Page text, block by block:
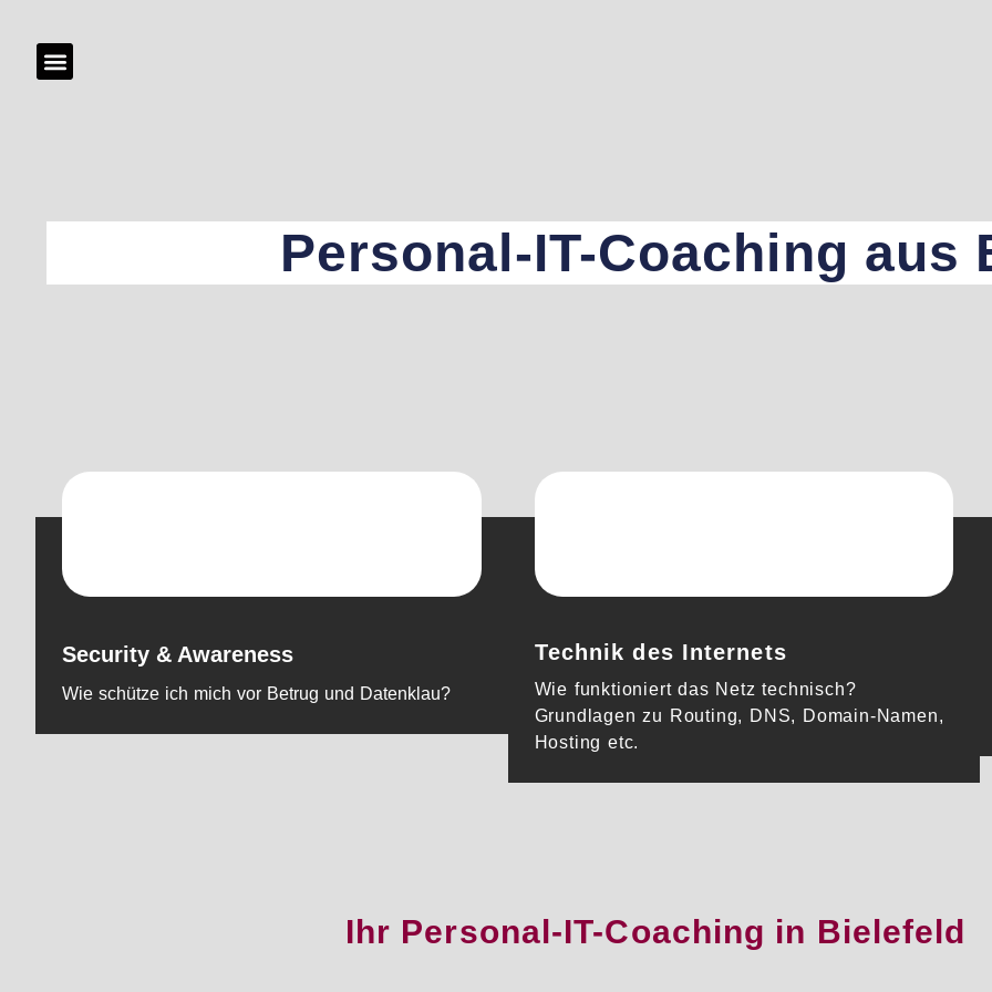
Personal-IT-Coaching aus
Security & Awareness
Wie schütze ich mich vor Betrug und Datenklau?
Technik des Internets
Wie funktioniert das Netz technisch?
Grundlagen zu Routing, DNS, Domain-Namen,
Hosting etc.
Ihr Personal-IT-Coaching in Bielefeld